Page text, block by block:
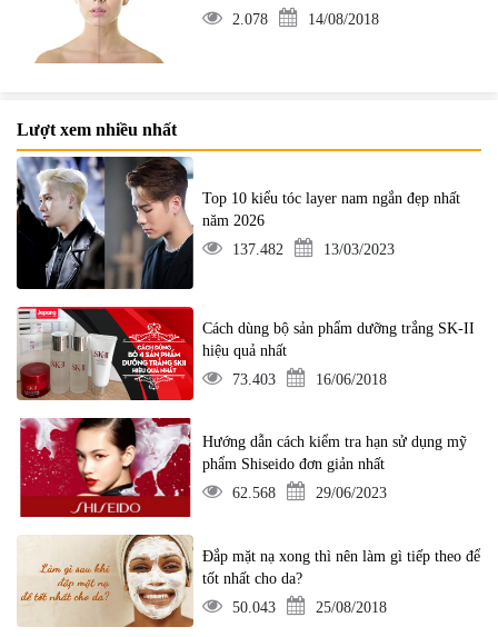
2.078
14/08/2018
Lượt xem nhiều nhất
Top 10 kiểu tóc layer nam ngắn đẹp nhất
năm 2026
137.482
13/03/2023
Cách dùng bộ sản phẩm dưỡng trắng SK-II
hiệu quả nhất
73.403
16/06/2018
Hướng dẫn cách kiểm tra hạn sử dụng mỹ
phẩm Shiseido đơn giản nhất
62.568
29/06/2023
Đắp mặt nạ xong thì nên làm gì tiếp theo để
tốt nhất cho da?
50.043
25/08/2018